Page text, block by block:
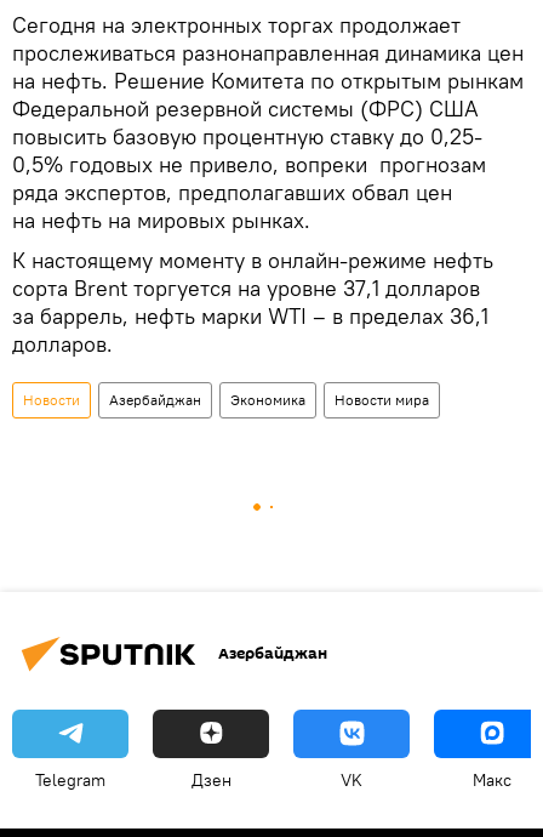
Сегодня на электронных торгах продолжает
прослеживаться разнонаправленная динамика цен
на нефть. Решение Комитета по открытым рынкам
Федеральной резервной системы (ФРС) США
повысить базовую процентную ставку до 0,25-
0,5% годовых не привело, вопреки прогнозам
ряда экспертов, предполагавших обвал цен
на нефть на мировых рынках.
К настоящему моменту в онлайн-режиме нефть
сорта Brent торгуется на уровне 37,1 долларов
за баррель, нефть марки WTI – в пределах 36,1
долларов.
Новости Азербайджан Экономика Новости мира
Азербайджан
Telegram Дзен VK Макс